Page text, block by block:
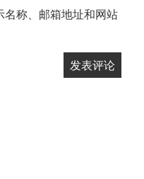
称、邮箱地址和网站